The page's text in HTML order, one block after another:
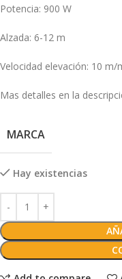
Potencia: 900 W
Alzada: 6-12 m
Velocidad elevación: 10 m/
Mas detalles en la
MARCA
Hay existencias